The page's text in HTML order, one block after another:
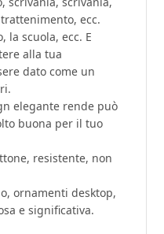
ecc.
la scuola, ecc. E
alla tua
dato come un
elegante rende può
buona per il tuo
resistente, non
ornamenti desktop,
e significativa.